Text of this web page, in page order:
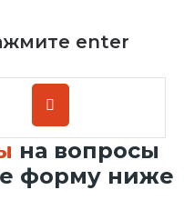
enter
на вопросы
форму ниже